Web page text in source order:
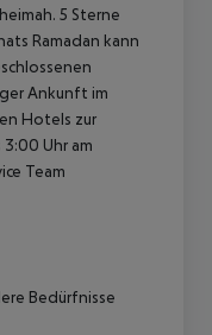
5 Sterne
Ramadan kann
Ankunft im
Hotels zur
Uhr am
Team
Bedürfnisse